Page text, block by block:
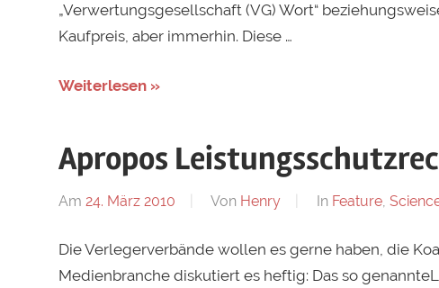
„Verwertungsgesellschaft (VG) Wort“
Kaufpreis, aber immerhin. Diese …
Weiterlesen »
Apropos
Am 24. März 2010 Von Henry In Feature,
Die Verlegerverbände wollen es gerne haben, die
Medienbranche diskutiert es heftig: Das so